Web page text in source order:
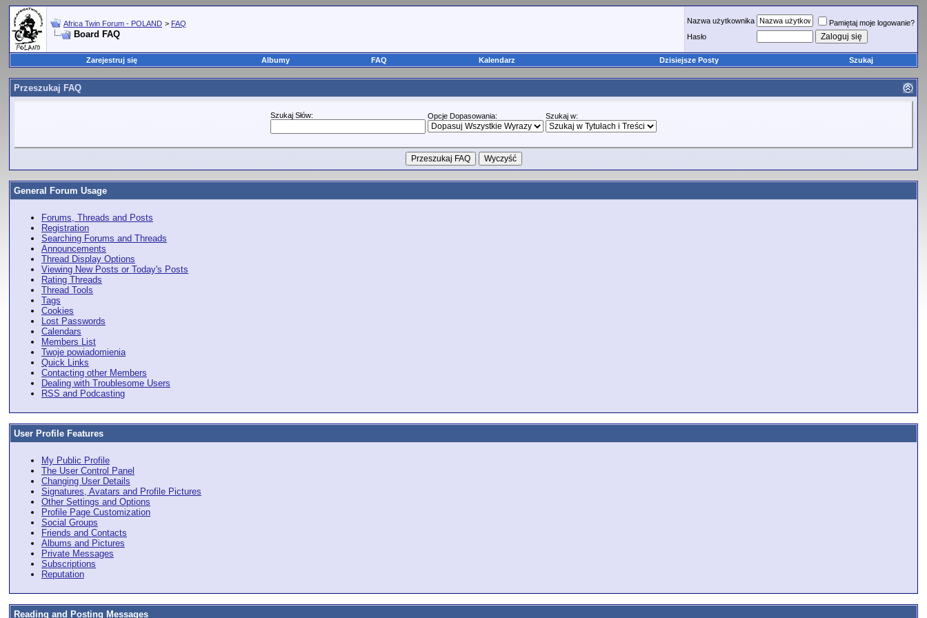
Africa Twin Forum - POLAND > FAQ
Board FAQ
Nazwa użytkownika
Pamiętaj moje logowanie?
Hasło
Zarejestruj się Albumy FAQ Kalendarz Dzisiejsze Posty Szukaj
Przeszukaj FAQ
Szukaj Słów: Opcje Dopasowania: Szukaj w:
General Forum Usage
Forums, Threads and Posts
Registration
Searching Forums and Threads
Announcements
Thread Display Options
Viewing New Posts or Today's Posts
Rating Threads
Thread Tools
Tags
Cookies
Lost Passwords
Calendars
Members List
Twoje powiadomienia
Quick Links
Contacting other Members
Dealing with Troublesome Users
RSS and Podcasting
User Profile Features
My Public Profile
The User Control Panel
Changing User Details
Signatures, Avatars and Profile Pictures
Other Settings and Options
Profile Page Customization
Social Groups
Friends and Contacts
Albums and Pictures
Private Messages
Subscriptions
Reputation
Reading and Posting Messages